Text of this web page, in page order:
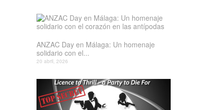
ANZAC Day en Málaga: Un homenaje
solidario con el...
20 abril, 2026